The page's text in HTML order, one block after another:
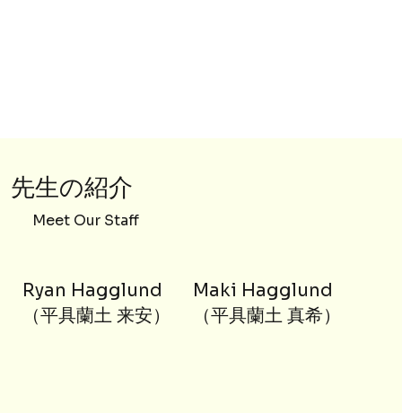
先生の紹介
Meet Our Staff
Ryan Hagglund
（平具蘭土 来安）
Maki Hagglund
（平具蘭土 真希）